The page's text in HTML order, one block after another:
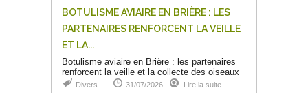
BOTULISME AVIAIRE EN BRIÈRE : LES
PARTENAIRES RENFORCENT LA VEILLE
ET LA...
Botulisme aviaire en Brière : les partenaires
renforcent la veille et la collecte des oiseaux
Divers 31/07/2026 Lire la suite